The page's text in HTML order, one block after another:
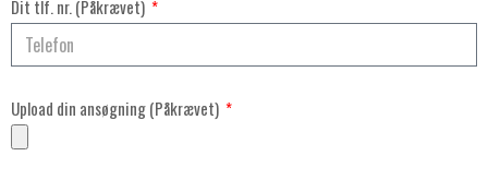
Dit tlf. nr. (Påkrævet)
Upload din ansøgning (Påkrævet)